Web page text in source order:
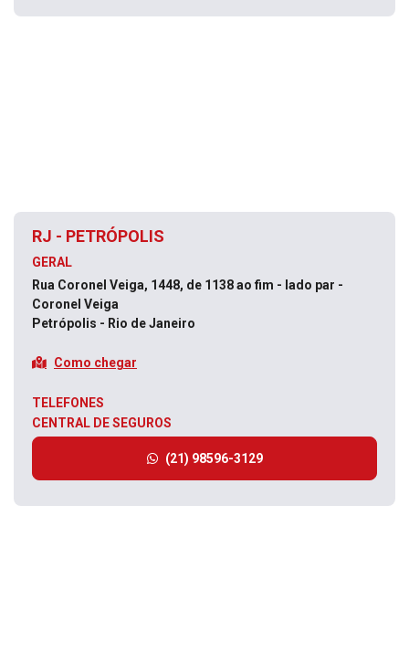
RJ - PETRÓPOLIS
GERAL
Rua Coronel Veiga, 1448, de 1138 ao fim - lado par -
Coronel Veiga
Petrópolis - Rio de Janeiro
Como chegar
TELEFONES
CENTRAL DE SEGUROS
(21) 98596-3129